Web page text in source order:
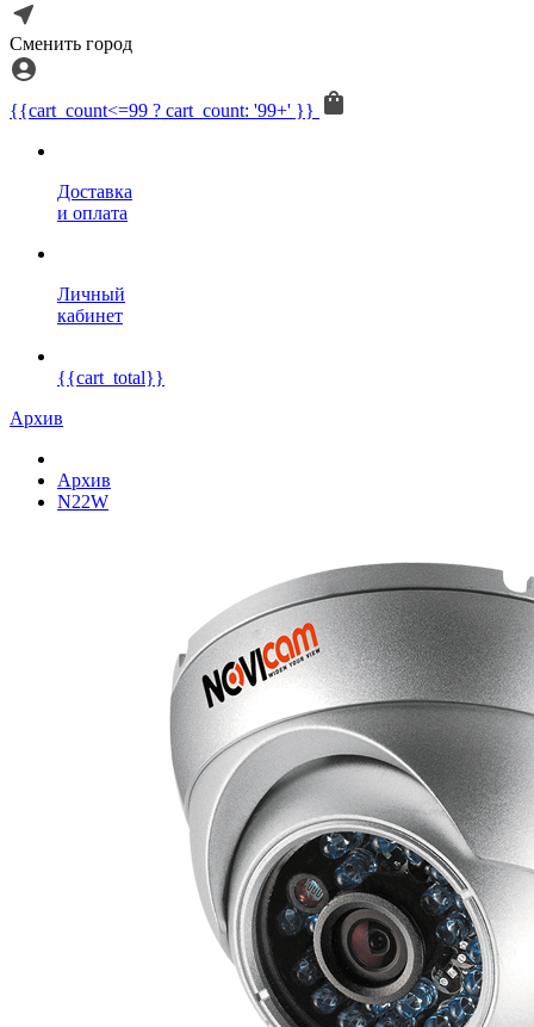
Сменить город
{{cart_count<=99 ? cart_count: '99+' }}
Доставка
и оплата
Личный
кабинет
{{cart_total}}
Архив
Архив
N22W